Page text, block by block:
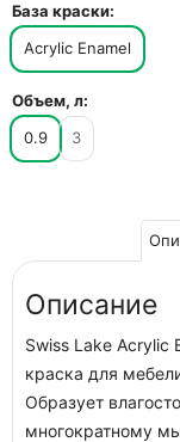
База краски:
Acrylic Enamel
Объем, л:
0.9
3
Описание
Swiss Lake Acrylic
краска для
Образует
многократному